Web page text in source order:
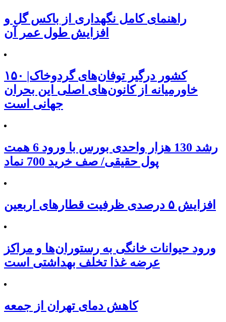
راهنمای کامل نگهداری از باکس گل و
افزایش طول عمر آن
۱۵۰ کشور درگیر توفان‌های گردوخاک|
خاورمیانه از کانون‌های اصلی این بحران
جهانی است
رشد 130 هزار واحدی بورس با ورود 6 همت
پول حقیقی/ صف خرید 700 نماد
افزایش ۵ درصدی ظرفیت قطارهای اربعین
ورود حیوانات خانگی به رستوران‌ها و مراکز
عرضه غذا تخلف بهداشتی است
کاهش دمای تهران از جمعه